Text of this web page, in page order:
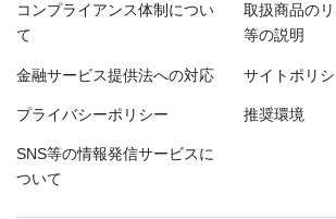
コンプライアンス体制につい
て
取扱商品の
等の説明
金融サービス提供法への対応 サイトポリ
プライバシーポリシー 推奨環境
SNS等の情報発信サービスに
ついて